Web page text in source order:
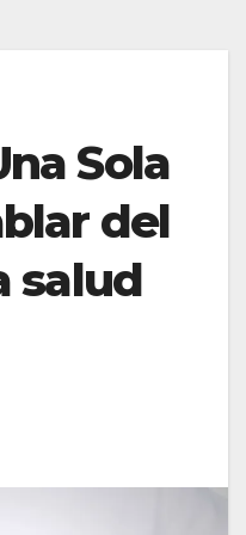
Sola
del
salud